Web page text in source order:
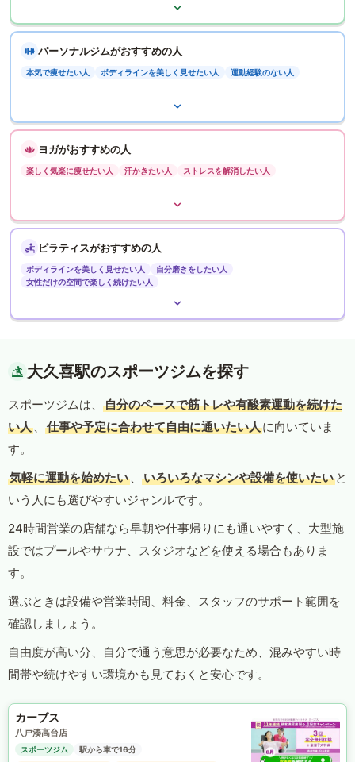
パーソナルジムがおすすめの人
本気で痩せたい人 ボディラインを美しく見せたい人 運動経験のない人
ヨガがおすすめの人
楽しく気楽に痩せたい人 汗かきたい人 ストレスを解消したい人
ピラティスがおすすめの人
ボディラインを美しく見せたい人
自分磨きをしたい人
女性だけの空間で楽しく続けたい人
大久喜駅のスポーツジムを探す
スポーツジムは、
自分のペースで筋トレや有酸素運動を続けた
い人 、 仕事や予定に合わせて自由に通いたい人に向いていま
す。
気軽に運動を始めたい 、 いろいろなマシンや設備を使いたい と
いう人にも選びやすいジャンルです。
24時間営業の店舗なら早朝や仕事帰りにも通いやすく、大型施
設ではプールやサウナ、スタジオなどを使える場合もありま
す。
選ぶときは設備や営業時間、料金、スタッフのサポート範囲を
確認しましょう。
自由度が高い分、自分で通う意思が必要なため、混みやすい時
間帯や続けやすい環境かも見ておくと安心です。
カーブス
八戸湊高台店
スポーツジム
駅から車で16分